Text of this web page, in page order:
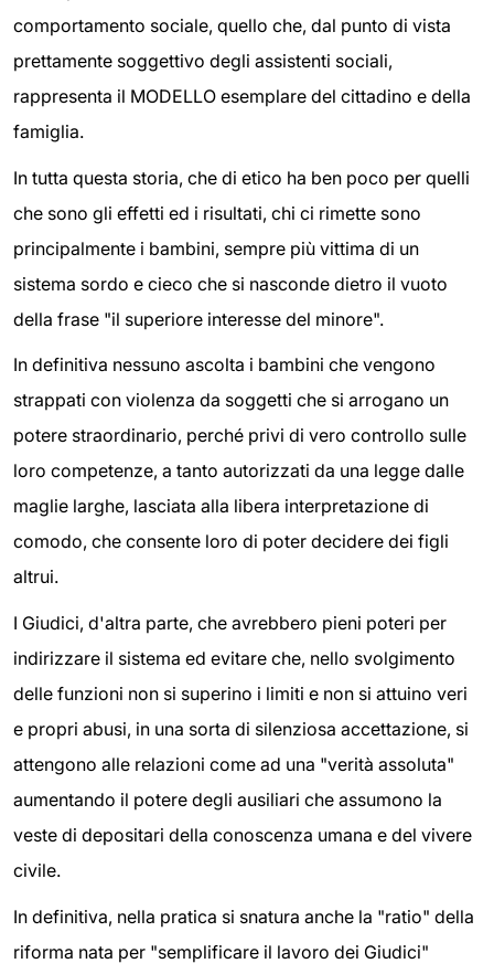
comportamento sociale, quello che, dal punto di vista
prettamente soggettivo degli assistenti sociali,
rappresenta il MODELLO esemplare del cittadino e della
famiglia.
In tutta questa storia, che di etico ha ben poco per quelli
che sono gli effetti ed i risultati, chi ci rimette sono
principalmente i bambini, sempre più vittima di un
sistema sordo e cieco che si nasconde dietro il vuoto
della frase "il superiore interesse del minore".
In definitiva nessuno ascolta i bambini che vengono
strappati con violenza da soggetti che si arrogano un
potere straordinario, perché privi di vero controllo sulle
loro competenze, a tanto autorizzati da una legge dalle
maglie larghe, lasciata alla libera interpretazione di
comodo, che consente loro di poter decidere dei figli
altrui.
I Giudici, d'altra parte, che avrebbero pieni poteri per
indirizzare il sistema ed evitare che, nello svolgimento
delle funzioni non si superino i limiti e non si attuino veri
e propri abusi, in una sorta di silenziosa accettazione, si
attengono alle relazioni come ad una "verità assoluta"
aumentando il potere degli ausiliari che assumono la
veste di depositari della conoscenza umana e del vivere
civile.
In definitiva, nella pratica si snatura anche la "ratio" della
riforma nata per "semplificare il lavoro dei Giudici"